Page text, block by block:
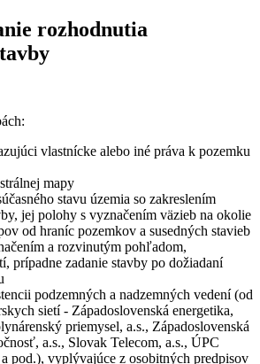
rozhodnutia
vlastnícke alebo iné práva k pozemku
mapy
stavu územia so zakreslením
jej polohy s vyznačením väzieb na okolie
od hraníc pozemkov a susedných stavieb
a rozvinutým pohľadom,
prípadne zadanie stavby po dožiadaní
podzemných a nadzemných vedení (od
sietí - Západoslovenská energetika,
priemysel, a.s., Západoslovenská
a.s., Slovak Telecom, a.s., ÚPC
pod.), vyplývajúce z osobitných predpisov